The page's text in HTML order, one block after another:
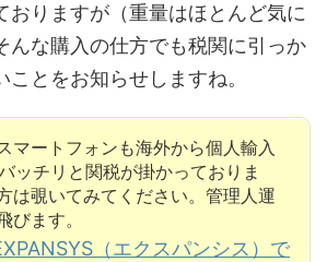
おりますが（重量はほとんど気に
んな購入の仕方でも税関に引っか
とをお知らせしますね。
マートフォンも海外から個人輸入
ッチリと関税が掛かっておりま
は覗いてみてください。管理人運
びます。
（エクスパンシス）で